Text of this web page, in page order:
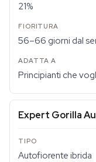
21%
56–66 giorni dal
Principianti che
Expert Gorilla
Autofiorente ibrida